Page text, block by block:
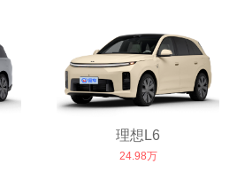
理想L6
24.98万